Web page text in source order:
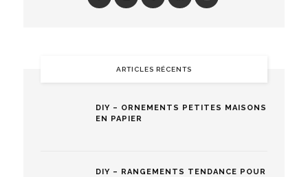
ARTICLES RÉCENTS
DIY – ORNEMENTS PETITES MAISONS
EN PAPIER
DIY – RANGEMENTS TENDANCE POUR